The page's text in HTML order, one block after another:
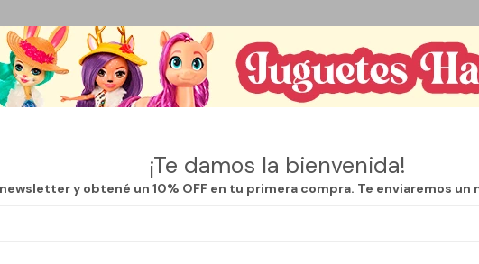
¡Te damos la bienvenida!
y obtené un 10% OFF en tu primera compra. Te enviaremos
en otras secciones de nuestro catálogo.